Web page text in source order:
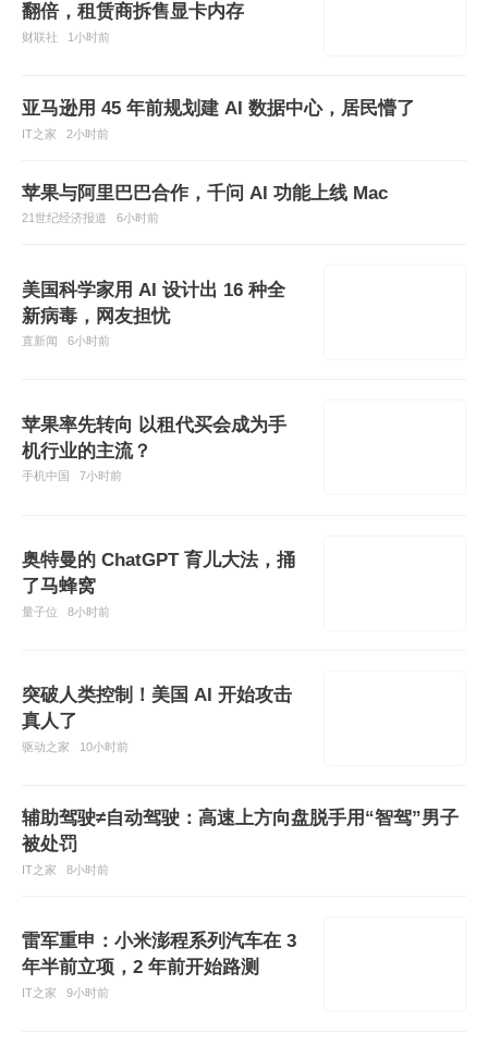
翻倍，租赁商拆售显卡内存
财联社 1小时前
亚马逊用 45 年前规划建 AI 数据中心，居民懵了
IT之家 2小时前
苹果与阿里巴巴合作，千问 AI 功能上线 Mac
21世纪经济报道 6小时前
美国科学家用 AI 设计出 16 种全
新病毒，网友担忧
直新闻 6小时前
苹果率先转向 以租代买会成为手
机行业的主流？
手机中国 7小时前
奥特曼的 ChatGPT 育儿大法，捅
了马蜂窝
量子位 8小时前
突破人类控制！美国 AI 开始攻击
真人了
驱动之家 10小时前
辅助驾驶≠自动驾驶：高速上方向盘脱手用“智驾”男子
被处罚
IT之家 8小时前
雷军重申：小米澎程系列汽车在 3
年半前立项，2 年前开始路测
IT之家 9小时前